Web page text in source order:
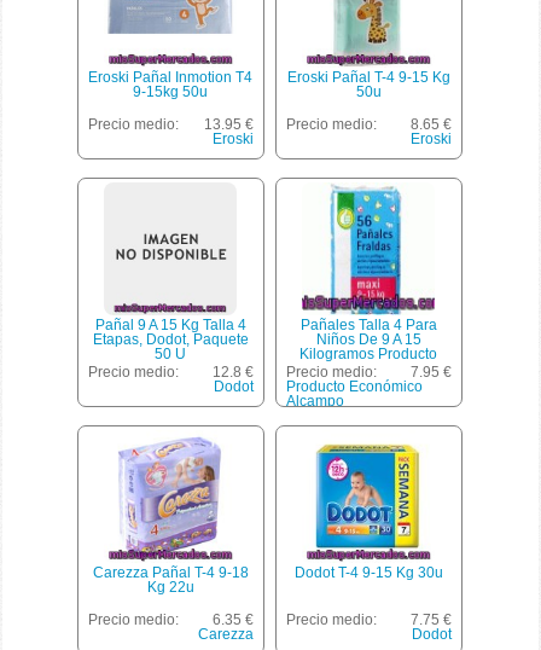
Eroski Pañal Inmotion T4
9-15kg 50u
Precio medio:
13.95 €
Eroski
Eroski Pañal T-4 9-15 Kg
50u
Precio medio:
8.65 €
Eroski
Pañal 9 A 15 Kg Talla 4
Etapas, Dodot, Paquete
50 U
Precio medio:
12.8 €
Dodot
Pañales Talla 4 Para
Niños De 9 A 15
Kilogramos Producto
Económico Alcampo 56
Unidades
Precio medio:
7.95 €
Producto Económico
Alcampo
Carezza Pañal T-4 9-18
Kg 22u
Precio medio:
6.35 €
Carezza
Dodot T-4 9-15 Kg 30u
Precio medio:
7.75 €
Dodot